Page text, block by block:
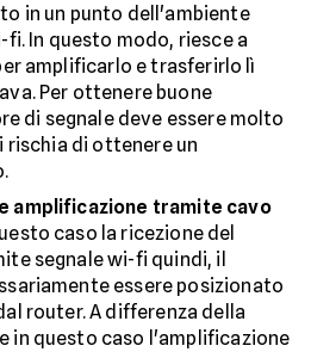
in un punto dell'ambiente
In questo modo, riesce a
amplificarlo e trasferirlo lì
Per ottenere buone
di segnale deve essere molto
di ottenere un
amplificazione tramite cavo
caso la ricezione del
segnale wi-fi quindi, il
essere posizionato
router. A differenza della
in questo caso l'amplificazione